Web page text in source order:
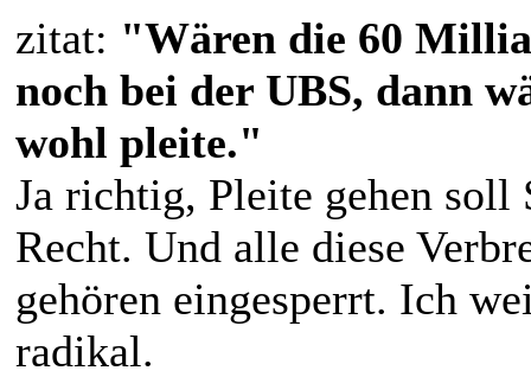
zitat: "Wären die 60
noch bei der UBS, dann
wohl pleite."
Ja richtig, Pleite gehen
Recht. Und alle diese
gehören eingesperrt. Ich
radikal.